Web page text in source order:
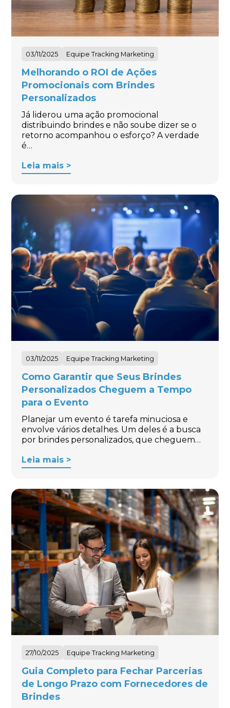
03/11/2025 Equipe Tracking Marketing
Melhorando o ROI de Ações
Promocionais com Brindes
Personalizados
Já liderou uma ação promocional
distribuindo brindes e não soube dizer se o
retorno acompanhou o esforço? A verdade
é…
Leia mais >
03/11/2025 Equipe Tracking Marketing
Como Garantir que Seus Brindes
Personalizados Cheguem a Tempo
para o Evento
Planejar um evento é tarefa minuciosa e
envolve vários detalhes. Um deles é a busca
por brindes personalizados, que cheguem…
Leia mais >
27/10/2025 Equipe Tracking Marketing
Guia Completo para Fechar Parcerias
de Longo Prazo com Fornecedores de
Brindes